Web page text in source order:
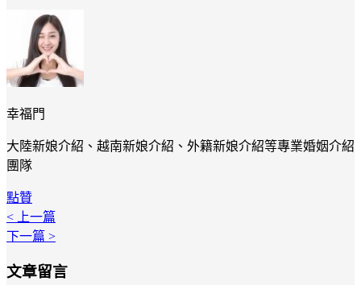
幸福門
大陸新娘介紹、越南新娘介紹、外籍新娘介紹等專業婚姻介紹
團隊
點贊
< 上一篇
下一篇 >
文章留言